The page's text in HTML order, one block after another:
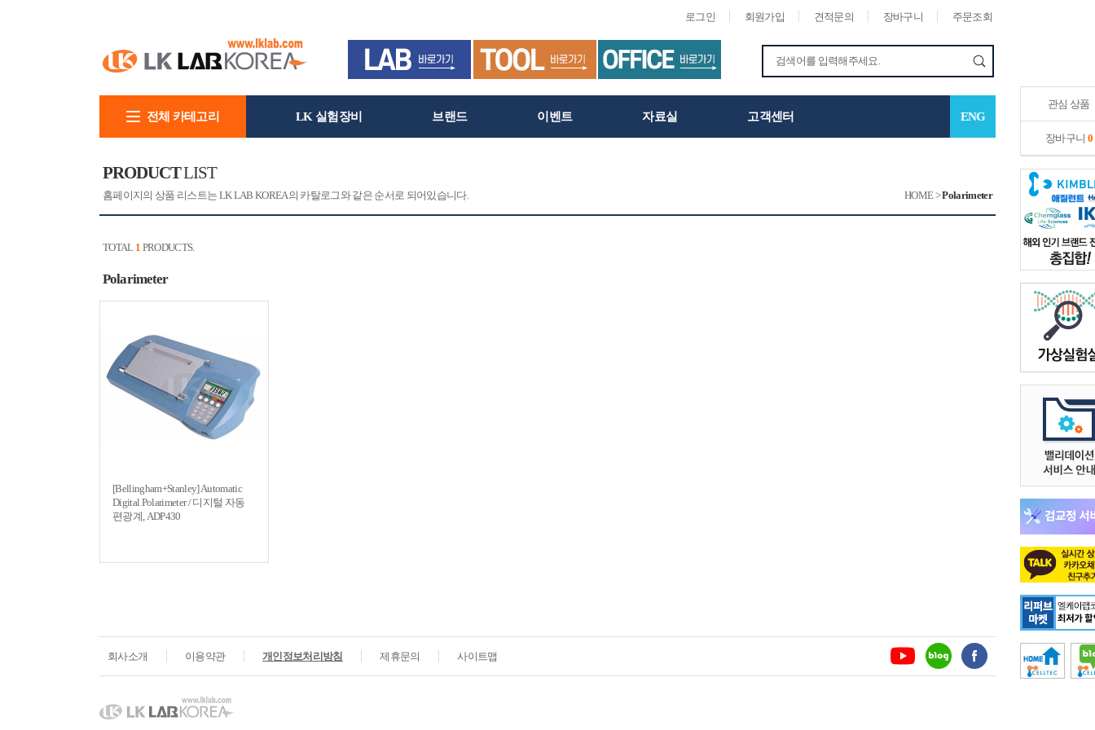
로그인 회원가입 견적문의 장바구니 주문조회
관심 상품
장바구니 0
전체 카테고리 LK 실험장비 브랜드 이벤트 자료실 고객센터 ENG
PRODUCTLIST
홈페이지의 상품 리스트는 LK LAB KOREA의 카탈로그와 같은 순서로 되어있습니다. HOME>Polarimeter
TOTAL 1 PRODUCTS.
Polarimeter
[Bellingham+Stanley] Automatic
Digital Polarimeter / 디지털 자동
편광계, ADP430
회사소개 이용약관 개인정보처리방침 제휴문의 사이트맵